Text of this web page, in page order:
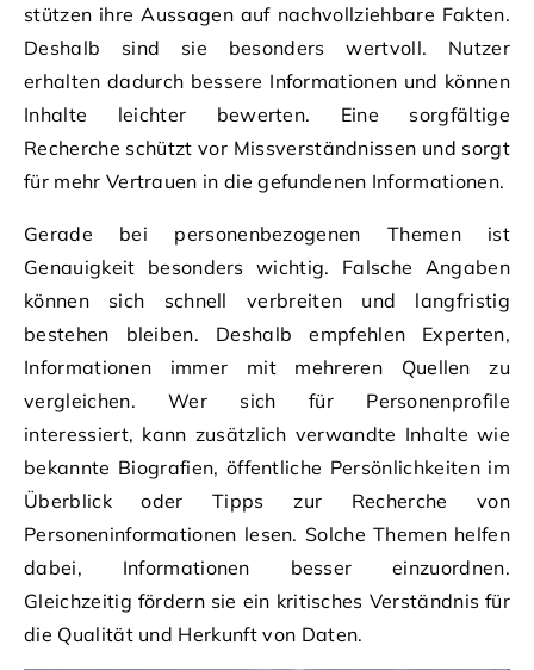
stützen ihre Aussagen auf nachvollziehbare Fakten.
Deshalb sind sie besonders wertvoll. Nutzer
erhalten dadurch bessere Informationen und können
Inhalte leichter bewerten. Eine sorgfältige
Recherche schützt vor Missverständnissen und sorgt
für mehr Vertrauen in die gefundenen Informationen.
Gerade bei personenbezogenen Themen ist
Genauigkeit besonders wichtig. Falsche Angaben
können sich schnell verbreiten und langfristig
bestehen bleiben. Deshalb empfehlen Experten,
Informationen immer mit mehreren Quellen zu
vergleichen. Wer sich für Personenprofile
interessiert, kann zusätzlich verwandte Inhalte wie
bekannte Biografien, öffentliche Persönlichkeiten im
Überblick oder Tipps zur Recherche von
Personeninformationen lesen. Solche Themen helfen
dabei, Informationen besser einzuordnen.
Gleichzeitig fördern sie ein kritisches Verständnis für
die Qualität und Herkunft von Daten.